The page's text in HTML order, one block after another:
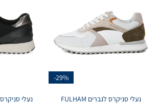
-29%
נעלי סניקרס לגברים FULHAM